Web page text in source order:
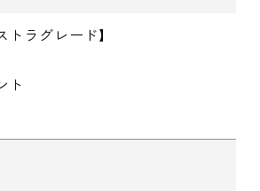
トラグレード】
ト